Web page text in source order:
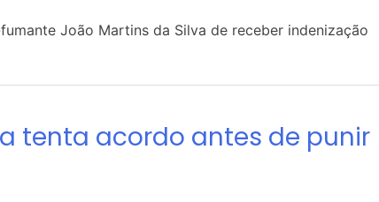
João Martins da Silva de receber indenização
tenta acordo antes de punir